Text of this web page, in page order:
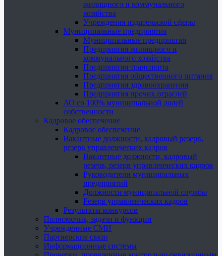
жилищного и коммунального
хозяйства
Учреждения издательской сферы
Муниципальные предприятия
Муниципальные предприятия
Предприятия жилищного и
коммунального хозяйства
Предприятия транспорта
Предприятия общественного питания
Предприятия здравоохранения
Предприятия прочих отраслей
АО со 100% муниципальной долей
собственности
Кадровое обеспечение
Кадровое обеспечение
Вакантные должности, кадровый резерв,
резерв управленческих кадров
Вакантные должности, кадровый
резерв, резерв управленческих кадров
Руководители муниципальных
предприятий
Должности муниципальной службы
Резерв управленческих кадров
Результаты конкурсов
Полномочия, задачи и функции
Учрежденные СМИ
Партнерские связи
Информационные системы